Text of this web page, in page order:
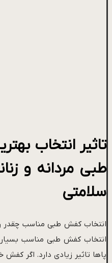
تاثیر انتخاب
طبی مردانه و
سلامتی
انتخاب کفش طبی مناسب چقدر
انتخاب کفش طبی مناسب
پاها تاثیر زیادی دارد. اگر کفش